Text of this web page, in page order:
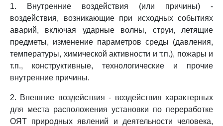
1. Внутренние воздействия (или причины) -
воздействия, возникающие при исходных событиях
аварий, включая ударные волны, струи, летящие
предметы, изменение параметров среды (давления,
температуры, химической активности и т.п.), пожары и
т.п., конструктивные, технологические и прочие
внутренние причины.
2. Внешние воздействия - воздействия характерных
для места расположения установки по переработке
ОЯТ природных явлений и деятельности человека,